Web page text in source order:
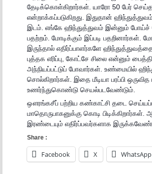
தேடிக்கொள்கிறார்கள். யாரோ 50 பேர்
என்றாக்கப்படுகிறது. இதுதான்
இடம். எங்கே ஹிந்துத்துவம் இன்னும்
பதற்றம். மோடிக்கும் இப்படி பதறினார்கள்.
இருந்தால் எதிர்ப்பாளர்களே
புத்தக எரிப்பு, கோட்சே சிலை என்னும்
அந்நியப்பட்டுப் போவார்கள். உண்மையில்
சொல்கிறார்கள். இதை மீடியா பரப்பி
உணர்ந்துகொண்டு செயல்படவேண்டும்.
ஔரங்கசீப் பற்றிய கண்காட்சி தடை
மாதொருபாகனுக்கு கொடி
இரண்டையும் எதிர்ப்பவர்களாக
Share :
Facebook X WhatsApp